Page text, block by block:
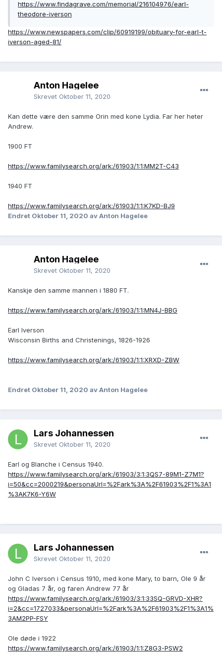
https://www.findagrave.com/memorial/216104976/earl-
theodore-iverson
https://www.newspapers.com/clip/60919199/obituary-for-earl-t-
iverson-aged-81/
Anton Hagelee
Skrevet Oktober 11, 2020
Kan dette være den samme Orin med kone Lydia. Far her heter
Andrew.
1900 FT
https://www.familysearch.org/ark:/61903/1:1:MM2T-C43
1940 FT
https://www.familysearch.org/ark:/61903/1:1:K7KD-BJ9
Endret Oktober 11, 2020 av Anton Hagelee
Anton Hagelee
Skrevet Oktober 11, 2020
Kanskje den samme mannen i 1880 FT.
https://www.familysearch.org/ark:/61903/1:1:MN4J-BBG
Earl Iverson
Wisconsin Births and Christenings, 1826-1926
https://www.familysearch.org/ark:/61903/1:1:XRXD-ZBW
Endret Oktober 11, 2020 av Anton Hagelee
Lars Johannessen
Skrevet Oktober 11, 2020
Earl og Blanche i Census 1940.
https://www.familysearch.org/ark:/61903/3:1:3QS7-89M1-Z7M1?
i=50&cc=2000219&personaUrl=%2Fark%3A%2F61903%2F1%3A1
%3AK7K6-Y6W
Lars Johannessen
Skrevet Oktober 11, 2020
John C Iverson i Census 1910, med kone Mary, to barn, Ole 9 år
og Gladas 7 år, og faren Andrew 77 år
https://www.familysearch.org/ark:/61903/3:1:33SQ-GRVD-XHR?
i=2&cc=1727033&personaUrl=%2Fark%3A%2F61903%2F1%3A1%
3AM2PP-FSY
Ole døde i 1922
https://www.familysearch.org/ark:/61903/1:1:Z8G3-PSW2